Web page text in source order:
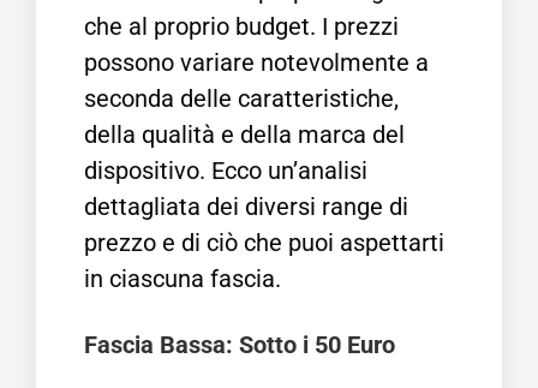
che al proprio budget. I prezzi
possono variare notevolmente a
seconda delle caratteristiche,
della qualità e della marca del
dispositivo. Ecco un’analisi
dettagliata dei diversi range di
prezzo e di ciò che puoi aspettarti
in ciascuna fascia.
Fascia Bassa: Sotto i 50 Euro